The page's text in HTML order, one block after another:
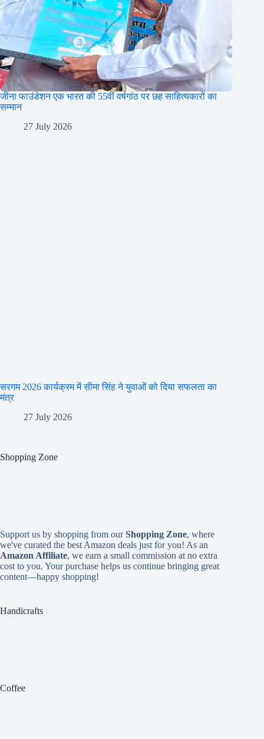
जीना फाउंडेशन एक भारत की 55वीं वर्षगांठ पर छह साहित्यकारों का
सम्मान
27 July 2026
सरगम 2026 कार्यक्रम में सीमा सिंह ने युवाओं को दिया सफलता का
मंत्र
27 July 2026
Shopping Zone
Support us by shopping from ourShopping Zone, where
we've curated the best Amazon deals just for you! As an
Amazon Affiliate, we earn a small commission at no extra
cost to you. Your purchase helps us continue bringing great
content—happy shopping!
Handicrafts
Coffee